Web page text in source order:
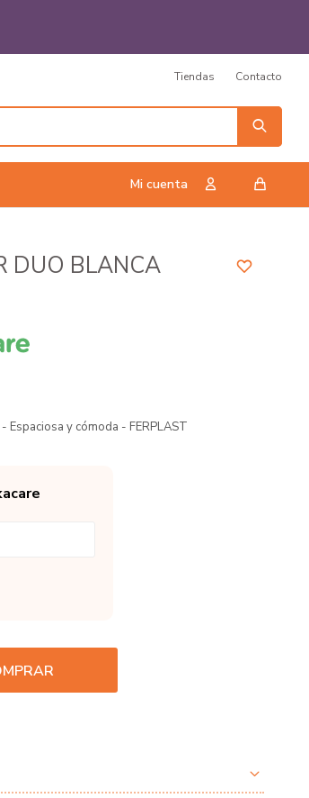
Tiendas Contacto
DUO BLANCA
Espaciosa y cómoda - FERPLAST